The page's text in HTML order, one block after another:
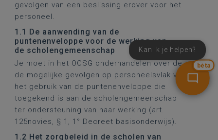
gevolgen van een beslissing erover voor het
personeel.
1.1 De aanwending van de
puntenenveloppe voor de werking van
de scholengemeenschap
Je moet in het OCSG onderhandelen over de
de mogelijke gevolgen op personeelsvlak van
het gebruik van de puntenenveloppe die
toegekend is aan de scholengemeenschap
ter ondersteuning van haar werking (art.
125novies, § 1, 1° Decreet basisonderwijs).
1.2 Het zorgbeleid in de scholen van
bèta
Kan ik je helpen?